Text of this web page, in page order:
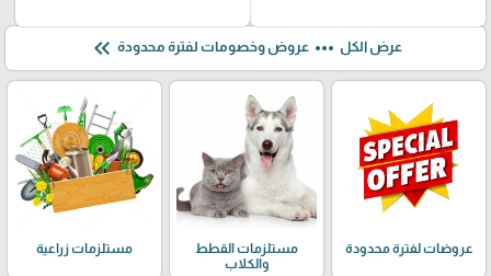
عرض الكل more_horiz عروض وخصومات لفترة محدودة keyboard_double_arrow_left
عروضات لفترة محدودة
مستلزمات القطط
والكلاب
مستلزمات زراعية